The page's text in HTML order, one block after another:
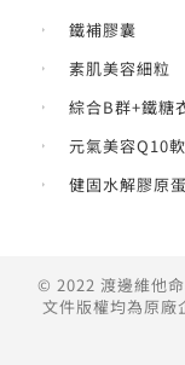
鐵補膠囊
素肌美容細粒
綜合B群+鐵糖
元氣美容Q10
健固水解膠原
© 2022 渡邊維他
文件版權均為原廠